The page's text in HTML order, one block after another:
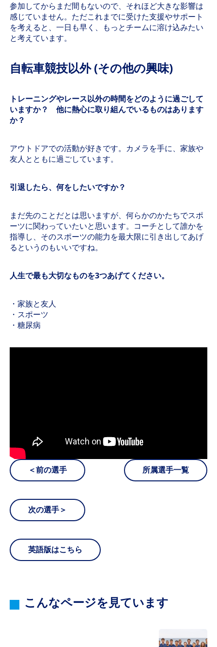
参加してからまだ間もないので、それほど大きな影響は
感じていません。ただこれまでに受けた支援やサポート
を考えると、一日も早く、もっとチームに溶け込みたい
と考えています。
自転車競技以外 (その他の興味)
トレーニングやレース以外の時間をどのように過ごして
いますか？ 他に熱心に取り組んでいるものはあります
か？
アウトドアでの活動が好きです。カメラを手に、家族や
友人とともに過ごしています。
引退したら、何をしたいですか？
まだ先のことだとは思いますが、何らかのかたちでスポ
ーツに関わっていたいと思います。コーチとして誰かを
指導し、そのスポーツの能力を最大限に引き出してあげ
るというのもいいですね。
人生で最も大切なものを3つあげてください。
・家族と友人
・スポーツ
・糖尿病
＜前の選手 所属選手一覧
次の選手＞
英語版はこちら
こんなページを見ています